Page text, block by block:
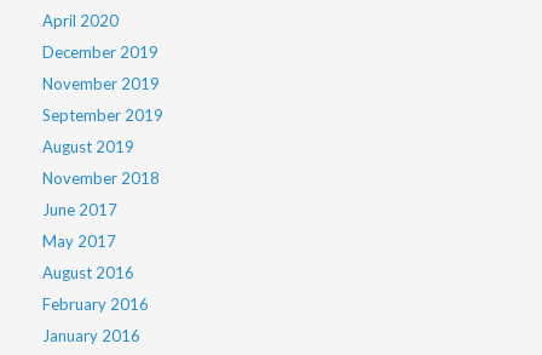
April 2020
December 2019
November 2019
September 2019
August 2019
November 2018
June 2017
May 2017
August 2016
February 2016
January 2016